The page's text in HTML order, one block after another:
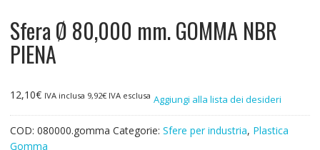
Sfera Ø 80,000 mm. GOMMA NBR
PIENA
12,10€ IVA inclusa 9,92€IVA esclusa Aggiungi alla lista dei desideri
COD: 080000.gomma Categorie: Sfere per industria, Plastica
Gomma